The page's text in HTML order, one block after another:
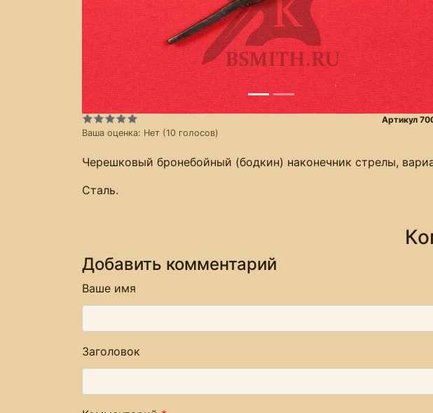
Ваша оценка: Нет (10 голосов)
Артикул
Черешковый бронебойный (бодкин) наконечник стрелы,
Сталь.
Добавить комментарий
Ваше имя
Заголовок